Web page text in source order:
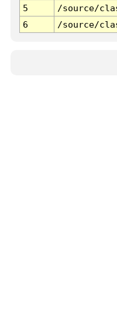
5
/source/
6
/source/